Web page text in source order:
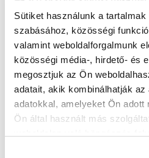
Sütiket használunk a
szabásához, közösségi
valamint weboldalforgalmunk
közösségi média-, hirdető- és
megosztjuk az Ön
adatait, akik kombinálhatják
adatokkal, amelyeket Ön adott
Ön által használt más
SZINTE MINDIG
PADRÓL A CSAPAT
2026-05-19
A kimutatások szerint a
bajnokin rengeteg olyan gól